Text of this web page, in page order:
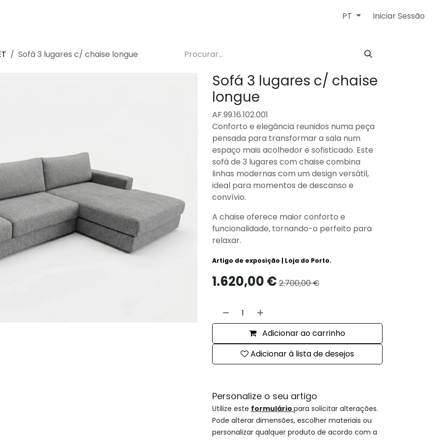
PT Iniciar Sessão
Sofá 3 lugares c/ chaise longue
Sofá 3 lugares c/ chaise
longue
AF.99.16.102.001
Conforto e elegância reunidos numa peça
pensada para transformar a sala num
espaço mais acolhedor e sofisticado. Este
sofá de 3 lugares com chaise combina
linhas modernas com um design versátil,
ideal para momentos de descanso e
convívio.
A chaise oferece maior conforto e
funcionalidade, tornando-o perfeito para
relaxar.
Artigo de exposição | Loja do Porto.
1.620,00€2.700,00€
Adicionar ao carrinho
Adicionar à lista de desejos
Personalize o seu artigo
Utilize este formulário para solicitar alterações.
Pode alterar dimensões, escolher materiais ou
personalizar qualquer produto de acordo com a